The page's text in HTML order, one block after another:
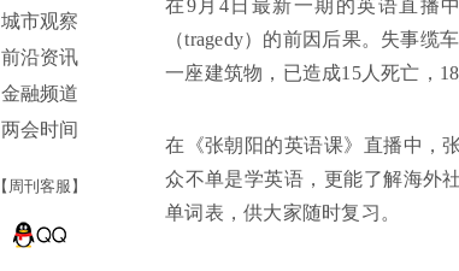
城市观察
前沿资讯
金融频道
两会时间
【周刊客服】
在9月4日最新一期的英语直播
（tragedy）的前因后果。失事缆
一座建筑物，已造成15人死亡，18
在《张朝阳的英语课》直播中，
众不单是学英语，更能了解海外
单词表，供大家随时复习。